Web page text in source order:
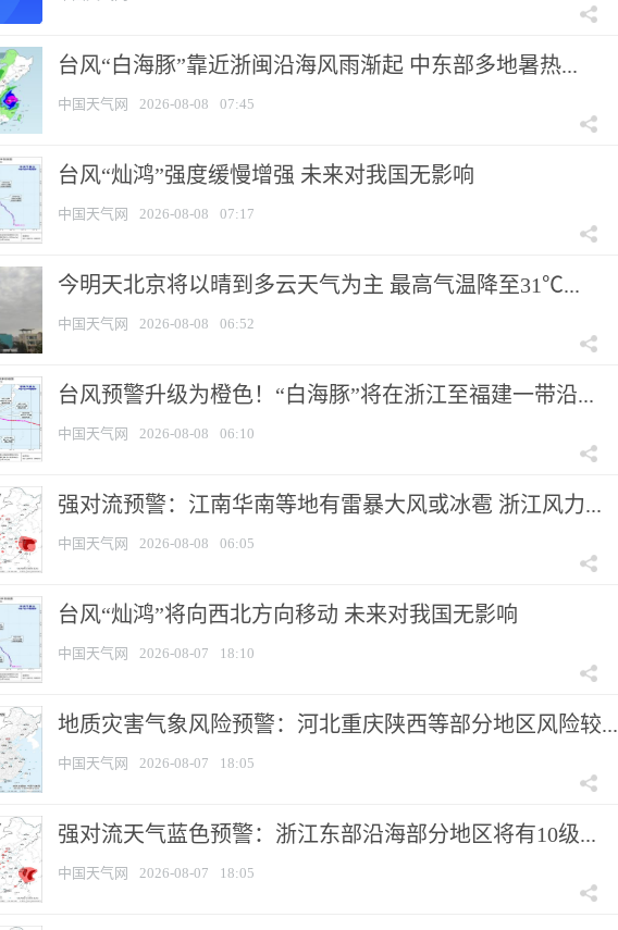
台风“白海豚”靠近浙闽沿海风雨渐起 中东部多地暑热...
中国天气网 2026-08-08 07:45
台风“灿鸿”强度缓慢增强 未来对我国无影响
中国天气网 2026-08-08 07:17
今明天北京将以晴到多云天气为主 最高气温降至31℃...
中国天气网 2026-08-08 06:52
台风预警升级为橙色！“白海豚”将在浙江至福建一带沿...
中国天气网 2026-08-08 06:10
强对流预警：江南华南等地有雷暴大风或冰雹 浙江风力...
中国天气网 2026-08-08 06:05
台风“灿鸿”将向西北方向移动 未来对我国无影响
中国天气网 2026-08-07 18:10
地质灾害气象风险预警：河北重庆陕西等部分地区风险较...
中国天气网 2026-08-07 18:05
强对流天气蓝色预警：浙江东部沿海部分地区将有10级...
中国天气网 2026-08-07 18:05